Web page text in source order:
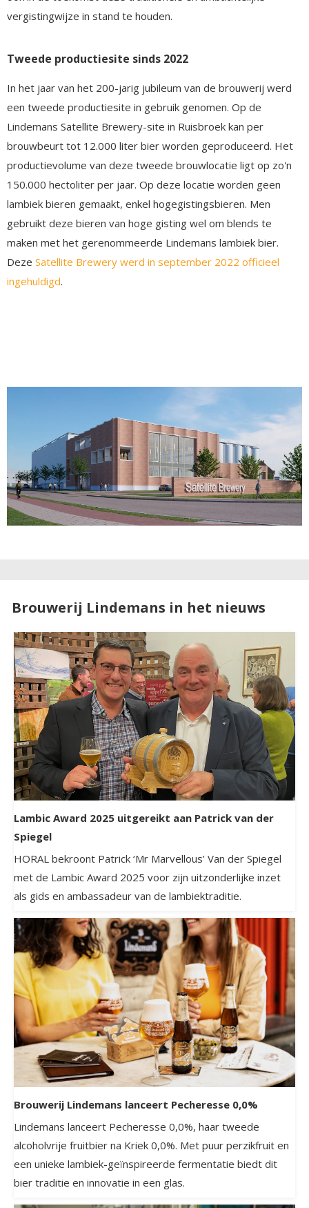
vergistingwijze in stand te houden.
Tweede productiesite sinds 2022
In het jaar van het 200-jarig jubileum van de brouwerij werd
een tweede productiesite in gebruik genomen. Op de
Lindemans Satellite Brewery-site in Ruisbroek kan per
brouwbeurt tot 12.000 liter bier worden geproduceerd. Het
productievolume van deze tweede brouwlocatie ligt op zo'n
150.000 hectoliter per jaar. Op deze locatie worden geen
lambiek bieren gemaakt, enkel hogegistingsbieren. Men
gebruikt deze bieren van hoge gisting wel om blends te
maken met het gerenommeerde Lindemans lambiek bier.
Deze Satellite Brewery werd in september 2022 officieel
ingehuldigd.
Brouwerij Lindemans in het nieuws
Lambic Award 2025 uitgereikt aan Patrick van der
Spiegel
HORAL bekroont Patrick ‘Mr Marvellous’ Van der Spiegel
met de Lambic Award 2025 voor zijn uitzonderlijke inzet
als gids en ambassadeur van de lambiektraditie.
Brouwerij Lindemans lanceert Pecheresse 0,0%
Lindemans lanceert Pecheresse 0,0%, haar tweede
alcoholvrije fruitbier na Kriek 0,0%. Met puur perzikfruit en
een unieke lambiek-geïnspireerde fermentatie biedt dit
bier traditie en innovatie in een glas.